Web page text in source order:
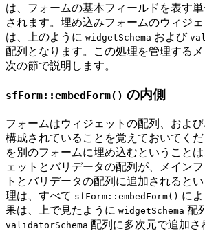
は、フォームの基本フィールドを表す
されます。埋め込みフォームのウィジ
は、上のように widgetSchema および
配列となります。この処理を管理するメ
次の節で説明します。
sfForm::embedForm() の内側
フォームはウィジェットの配列、およ
構成されていることを覚えておいてく
を別のフォームに埋め込むということ
ェットとバリデータの配列が、メイン
トとバリデータの配列に追加されると
理は、すべて sfForm::embedForm() に
果は、上で見たように widgetSchema 配
validatorSchema 配列に多次元で追加さ